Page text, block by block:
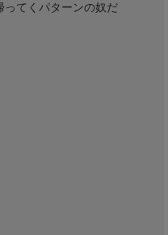
ってくパターンの奴だ